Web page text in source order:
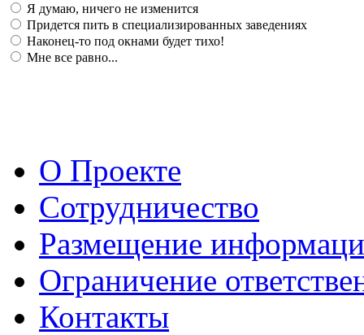
Я думаю, ничего не изменится
Придется пить в специализированных заведениях
Наконец-то под окнами будет тихо!
Мне все равно...
О Проекте
Сотрудничество
Размещение
Ограничение
Контакты